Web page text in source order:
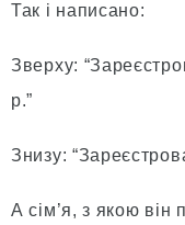
Так і написано:
Зверху:
р.”
Знизу:
А сім’я, з якою він